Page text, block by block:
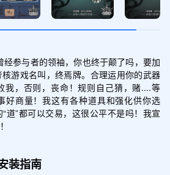
经参与者的领袖，你也终于颠了吗，要加
游戏名叫，终焉牌。合理运用你的武器
我，否则，丧命！规则自己猜，赌....等
好商量！我这有各种道具和强化供你选
道”都可以交易，这很公平不是吗！我宣
装指南